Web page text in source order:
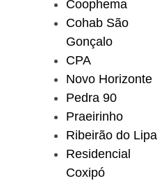
Coophema
Cohab São
Gonçalo
CPA
Novo Horizonte
Pedra 90
Praeirinho
Ribeirão do Lipa
Residencial
Coxipó